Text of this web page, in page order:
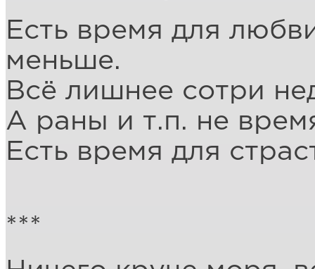
Есть время для
меньше.
Всё лишнее сотри
А раны и т.п. не
Есть время для
***